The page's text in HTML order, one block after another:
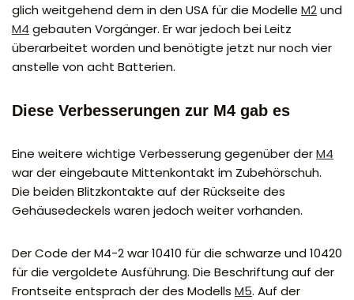
glich weitgehend dem in den USA für die Modelle M2und
M4 gebauten Vorgänger. Er war jedoch bei Leitz
überarbeitet worden und benötigte jetzt nur noch vier
anstelle von acht Batterien.
Diese Verbesserungen zur M4 gab es
Eine weitere wichtige Verbesserung gegenüber derM4
war der eingebaute Mittenkontakt im Zubehörschuh.
Die beiden Blitzkontakte auf der Rückseite des
Gehäusedeckels waren jedoch weiter vorhanden.
Der Code der M4-2 war 10410 für die schwarze und 10420
für die vergoldete Ausführung. Die Beschriftung auf der
Frontseite entsprach der des Modells M5. Auf der